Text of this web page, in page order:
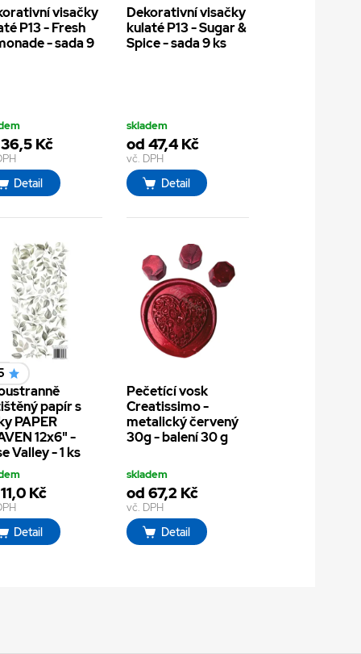
visačky
P13 - Fresh
- sada 9
Kč
Detail
Dekorativní visačky
kulaté P13 - Sugar &
Spice - sada 9 ks
skladem
od 47,4 Kč
vč. DPH
Detail
papír s
PAPER
12x6" -
Valley - 1 ks
Kč
Detail
Pečetící vosk
Creatissimo -
metalický červený
30g - balení 30 g
skladem
od 67,2 Kč
vč. DPH
Detail